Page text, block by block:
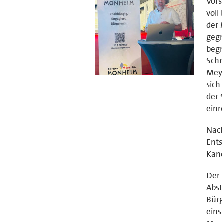
voll
der
der
Der